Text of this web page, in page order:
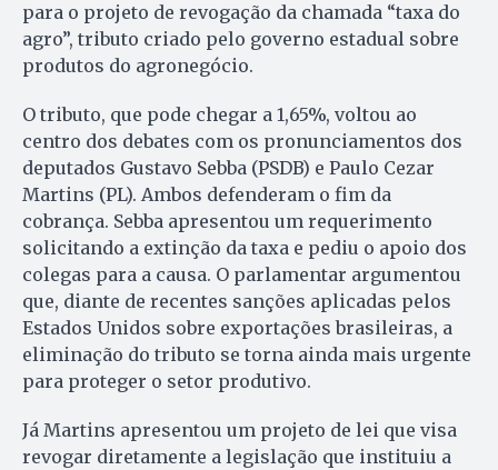
para o projeto de revogação da chamada “taxa do
agro”, tributo criado pelo governo estadual sobre
produtos do agronegócio.
O tributo, que pode chegar a 1,65%, voltou ao
centro dos debates com os pronunciamentos dos
deputados Gustavo Sebba (PSDB) e Paulo Cezar
Martins (PL). Ambos defenderam o fim da
cobrança. Sebba apresentou um requerimento
solicitando a extinção da taxa e pediu o apoio dos
colegas para a causa. O parlamentar argumentou
que, diante de recentes sanções aplicadas pelos
Estados Unidos sobre exportações brasileiras, a
eliminação do tributo se torna ainda mais urgente
para proteger o setor produtivo.
Já Martins apresentou um projeto de lei que visa
revogar diretamente a legislação que instituiu a